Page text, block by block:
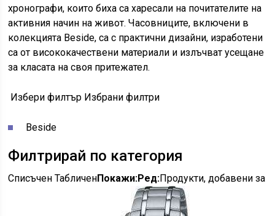
хронографи, които биха са харесали на почитателите на
активния начин на живот. Часовниците, включени в
колекцията Beside, са с практични дизайни, изработени
са от висококачествени материали и излъчват усещане
за класата на своя притежател.
Избери филтър Избрани филтри
Beside
Филтрирай по категория
Списъчен ТабличенПокажи:Ред:Продукти, добавени за